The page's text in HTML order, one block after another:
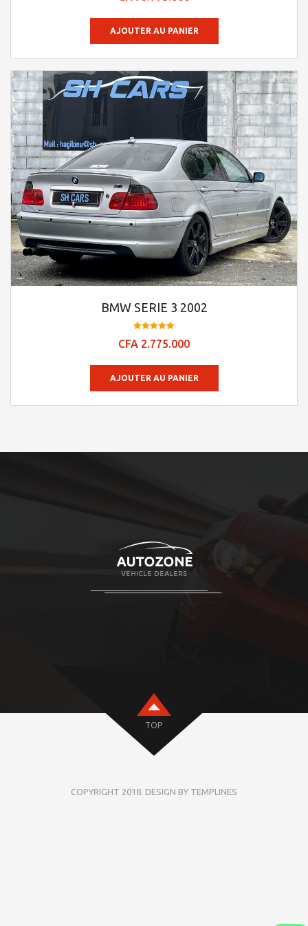
AJOUTER AU PANIER
BMW SERIE 3 2002
4.95
CFA 2.775.000
AJOUTER AU PANIER
TOP
COPYRIGHT 2018. DESIGN BY TEMPLINES